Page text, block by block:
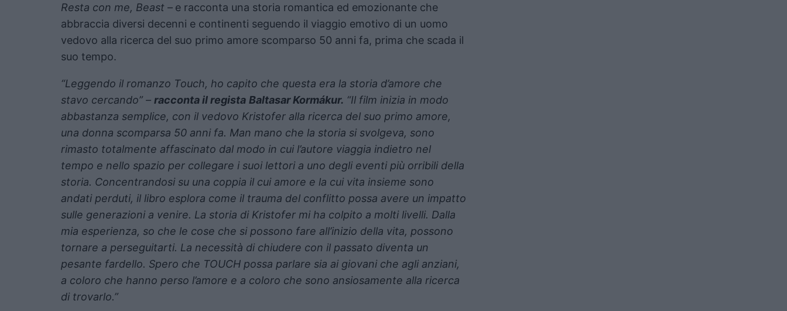
Resta con me, Beast – e racconta una storia romantica ed emozionante che
abbraccia diversi decenni e continenti seguendo il viaggio emotivo di un uomo
vedovo alla ricerca del suo primo amore scomparso 50 anni fa, prima che scada il
suo tempo.
“Leggendo il romanzo Touch, ho capito che questa era la storia d’amore che
stavo cercando” – racconta il regista Baltasar Kormákur. “Il film inizia in modo
abbastanza semplice, con il vedovo Kristofer alla ricerca del suo primo amore,
una donna scomparsa 50 anni fa. Man mano che la storia si svolgeva, sono
rimasto totalmente affascinato dal modo in cui l’autore viaggia indietro nel
tempo e nello spazio per collegare i suoi lettori a uno degli eventi più orribili della
storia. Concentrandosi su una coppia il cui amore e la cui vita insieme sono
andati perduti, il libro esplora come il trauma del conflitto possa avere un impatto
sulle generazioni a venire. La storia di Kristofer mi ha colpito a molti livelli. Dalla
mia esperienza, so che le cose che si possono fare all’inizio della vita, possono
tornare a perseguitarti. La necessità di chiudere con il passato diventa un
pesante fardello. Spero che TOUCH possa parlare sia ai giovani che agli anziani,
a coloro che hanno perso l’amore e a coloro che sono ansiosamente alla ricerca
di trovarlo.”